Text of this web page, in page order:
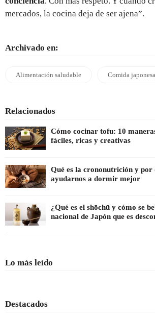
mercados, la cocina deja de ser ajena”.
Archivado en:
Alimentación saludable Comida japonesa
Relacionados
Cómo cocinar tofu: 10
fáciles, ricas y creativas
Qué es la crononutrición y por
ayudarnos a dormir mejor
¿Qué es el shōchū y cómo se
nacional de Japón que es
Lo más leído
Destacados